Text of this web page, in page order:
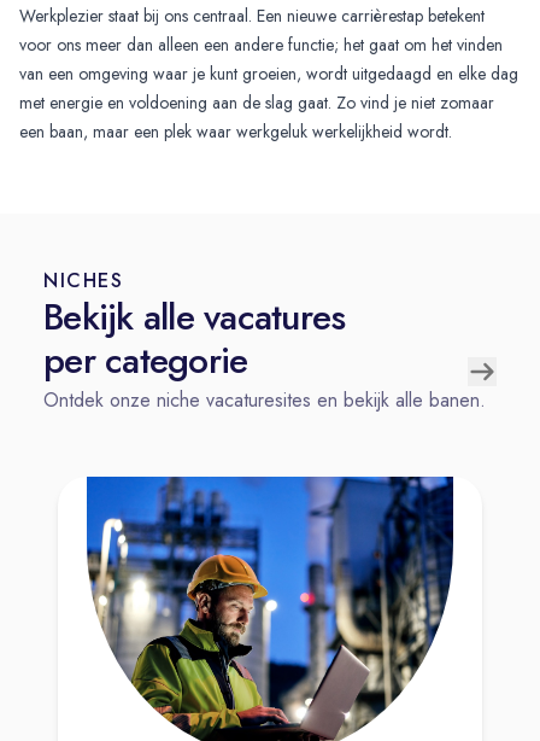
Werkplezier staat bij ons centraal. Een nieuwe carrièrestap betekent
voor ons meer dan alleen een andere functie; het gaat om het vinden
van een omgeving waar je kunt groeien, wordt uitgedaagd en elke dag
met energie en voldoening aan de slag gaat. Zo vind je niet zomaar
een baan, maar een plek waar werkgeluk werkelijkheid wordt.
NICHES
Bekijk alle vacatures
per categorie
Ontdek onze niche vacaturesites en bekijk alle banen.